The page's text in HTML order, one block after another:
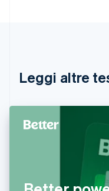
Leggi altre
English Français
Cina continentale
Cipro
Croazia
Emirati Arabi Uniti
English